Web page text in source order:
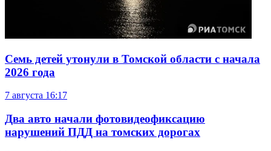
Семь детей утонули в Томской области с начала
2026 года
7 августа 16:17
Два авто начали фотовидеофиксацию
нарушений ПДД на томских дорогах